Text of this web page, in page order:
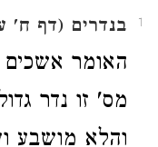
1 בנדרים (דף ח'
האומר
מס' זו נדר